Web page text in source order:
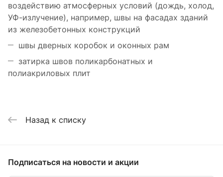
воздействию атмосферных условий (дождь, холод,
УФ-излучение), например, швы на фасадах зданий
из железобетонных конструкций
швы дверных коробок и оконных рам
затирка швов поликарбонатных и
полиакриловых плит
Назад к списку
Подписаться на новости и акции